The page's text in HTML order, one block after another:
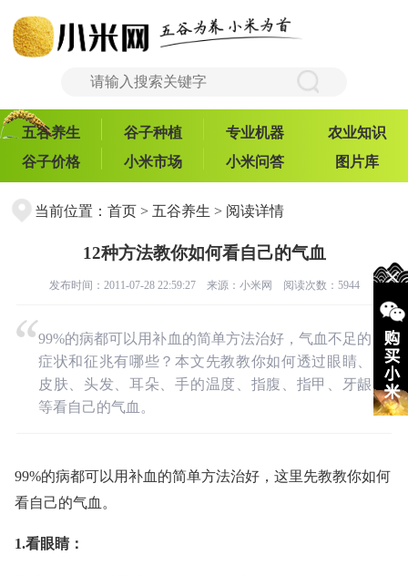
五谷养生 谷子种植 专业机器
农业知识
谷子价格
小米市场 小米问答 图片库
当前位置： 首页> 五谷养生 > 阅读详情
12种方法教你如何看自己的气血
发布时间：2011-07-28 22:59:27 来源： 小米网 阅读次数：5944
99%的病都可以用补血的简单方法治好，气血不足的
症状和征兆有哪些？本文先教教你如何透过眼睛、
皮肤、头发、耳朵、手的温度、指腹、指甲、牙龈
等看自己的气血。
99%的病都可以用补血的简单方法治好，这里先教教你如何
看自己的气血。
1.看眼睛：